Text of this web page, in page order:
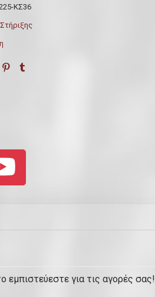
ΚΣ36
εμπιστεύεστε για τις αγορές σας!